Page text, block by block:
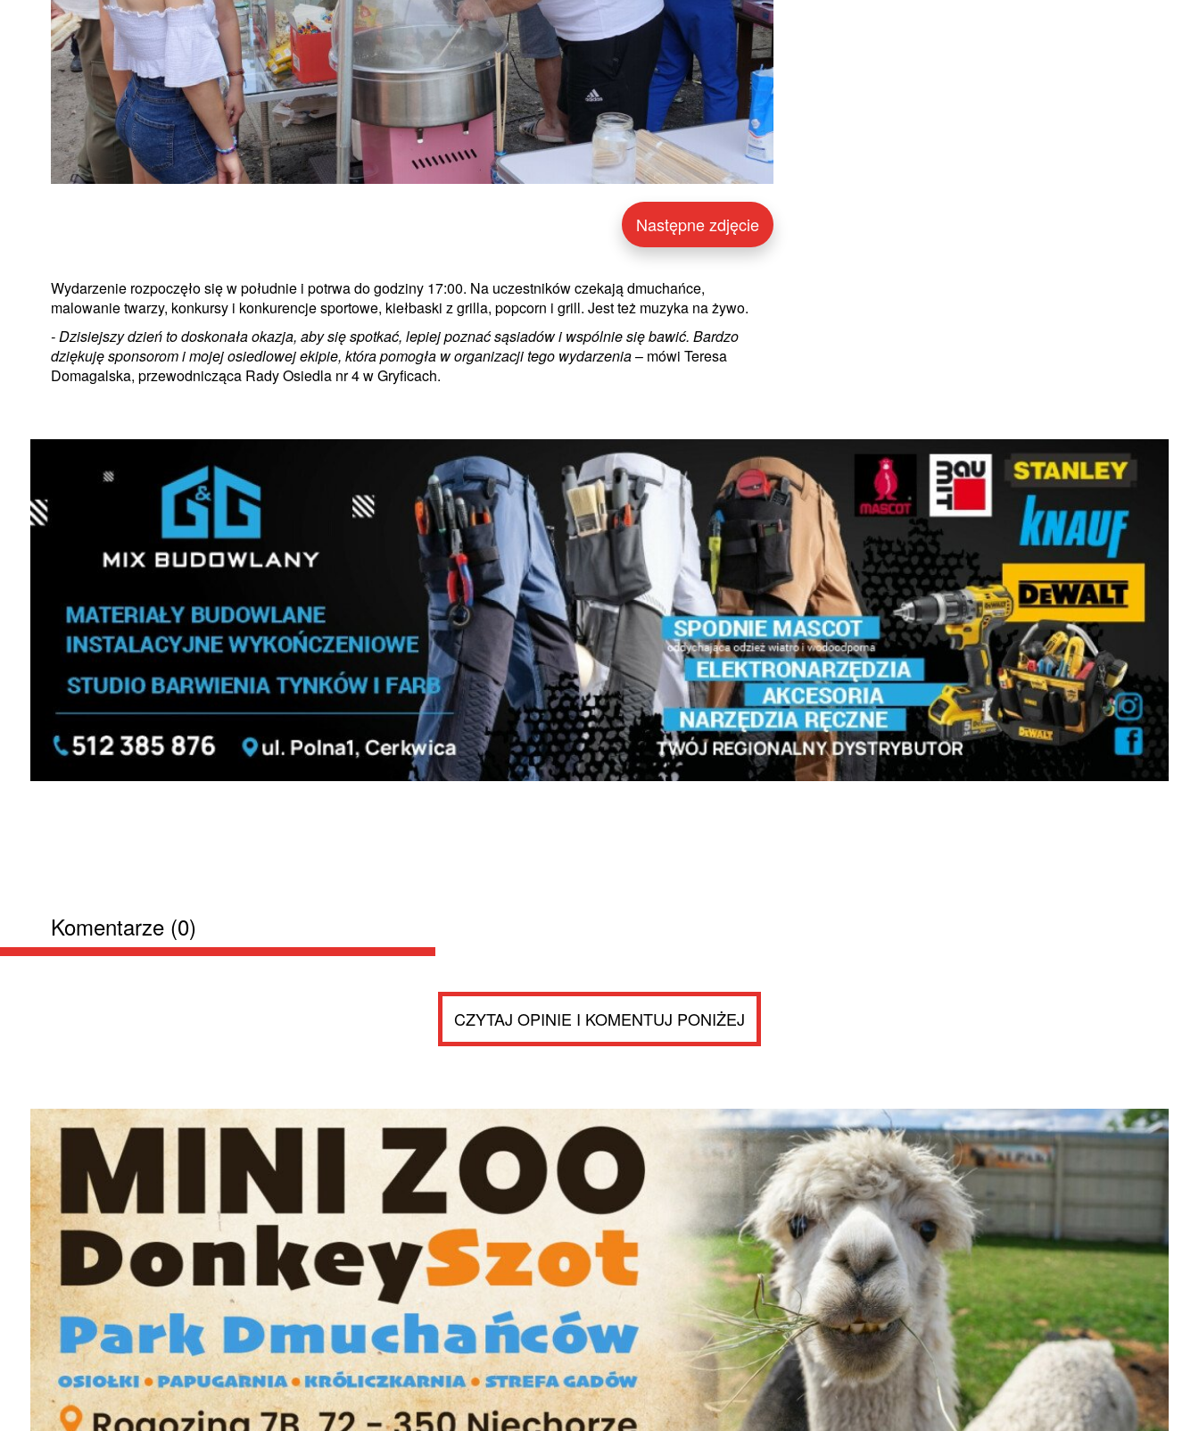
Następne zdjęcie
Wydarzenie rozpoczęło się w południe i potrwa do godziny 17:00. Na uczestników czekają dmuchańce,
malowanie twarzy, konkursy i konkurencje sportowe, kiełbaski z grilla, popcorn i grill. Jest też muzyka na żywo.
- Dzisiejszy dzień to doskonała okazja, aby się spotkać, lepiej poznać sąsiadów i wspólnie się bawić. Bardzo
dziękuję sponsorom i mojej osiedlowej ekipie, która pomogła w organizacji tego wydarzenia– mówi Teresa
Domagalska, przewodnicząca Rady Osiedla nr 4 w Gryficach.
Komentarze (0)
CZYTAJ OPINIE I KOMENTUJ PONIŻEJ